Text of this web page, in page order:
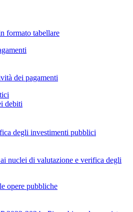
formato tabellare
dei pagamenti
debiti
degli investimenti pubblici
nuclei di valutazione e verifica degli
opere pubbliche